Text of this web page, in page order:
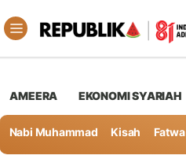
AMEERA EKONOMI SYARIAH
Nabi Muhammad Kisah Fatwa